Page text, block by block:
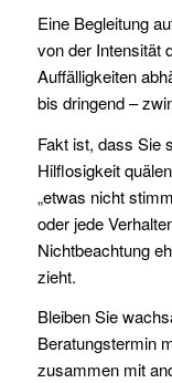
Eine Begleitung
von der Intensität
Auffälligkeiten
bis dringend –
Fakt ist, dass Sie
Hilflosigkeit
„etwas nicht
oder jede
Nichtbeachtung
zieht.
Bleiben Sie
Beratungstermin
zusammen mit